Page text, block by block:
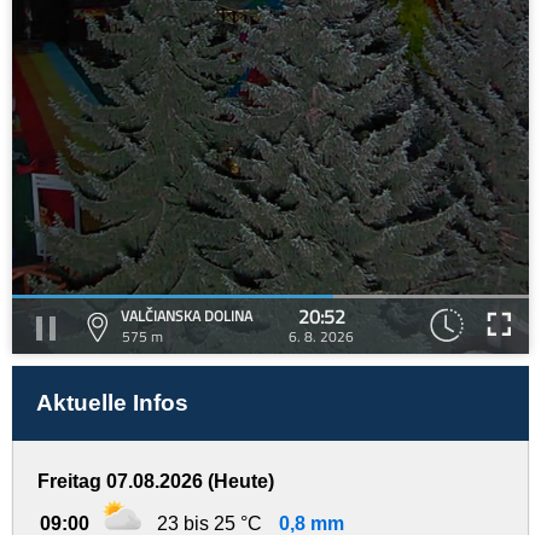
VALČIANSKA DOLINA
575 m
20:52
6. 8. 2026
Aktuelle Infos
Freitag 07.08.2026 (Heute)
09:00 23 bis 25 °C 0,8 mm